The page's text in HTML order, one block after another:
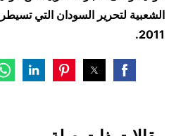
الشعبية لتحرير السودان التي
2011.